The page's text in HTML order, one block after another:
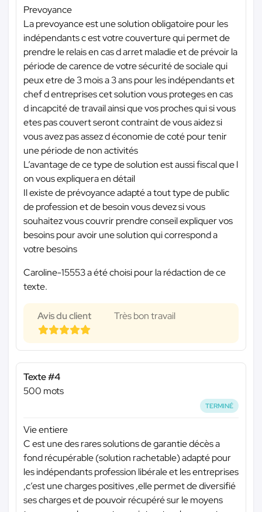
Prevoyance
La prevoyance est une solution obligatoire pour les
indépendants c est votre couverture qui permet de
prendre le relais en cas d arret maladie et de prévoir la
période de carence de votre sécurité de sociale qui
peux etre de 3 mois a 3 ans pour les indépendants et
chef d entreprises cet solution vous proteges en cas
d incapcité de travail ainsi que vos proches qui si vous
etes pas couvert seront contraint de vous aidez si
vous avez pas assez d économie de coté pour tenir
une période de non activités
L’avantage de ce type de solution est aussi fiscal que l
on vous expliquera en détail
Il existe de prévoyance adapté a tout type de public
de profession et de besoin vous devez si vous
souhaitez vous couvrir prendre conseil expliquer vos
besoins pour avoir une solution qui correspond a
votre besoins
Caroline-15553 a été choisi pour la rédaction de ce
texte.
Avis du client Très bon travail
Texte #4
500 mots
TERMINÉ
Vie entiere
C est une des rares solutions de garantie décès a
fond récupérable (solution rachetable) adapté pour
les indépendants profession libérale et les entreprises
,c’est une charges positives ,elle permet de diversifié
ses charges et de pouvoir récupéré sur le moyens